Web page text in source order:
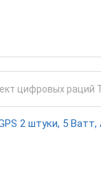
2 штуки, 5 Ватт,